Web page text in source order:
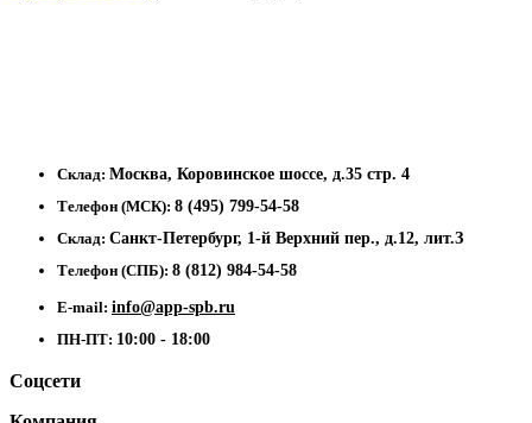
Склад: Москва, Коровинское шоссе, д.35 стр. 4
Телефон (МСК): 8 (495) 799-54-58
Склад: Санкт-Петербург, 1-й Верхний пер., д.12, лит.З
Телефон (СПБ): 8 (812) 984-54-58
E-mail: info@app-spb.ru
ПН-ПТ: 10:00 - 18:00
Соцсети